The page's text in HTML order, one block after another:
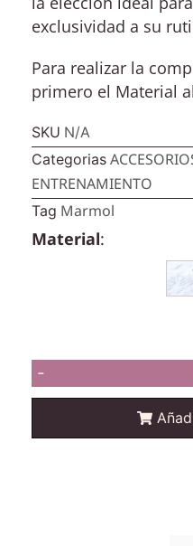
exclusividad a su
Para realizar la
primero el Material
SKU N/A
Categorias
ENTRENAMIENTO
Tag Marmol
Material:
-